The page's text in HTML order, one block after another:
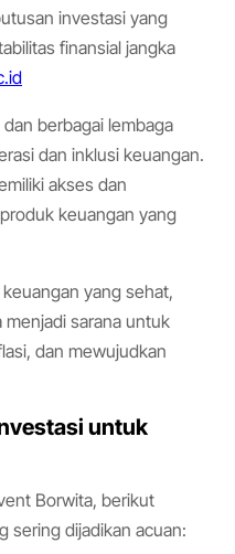
investasi yang
finansial jangka
berbagai lembaga
dan inklusi keuangan.
akses dan
keuangan yang
yang sehat,
sarana untuk
dan mewujudkan
untuk
Borwita, berikut
sering dijadikan acuan: